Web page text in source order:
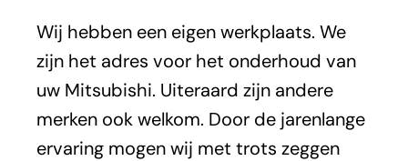
Wij hebben een eigen werkplaats. We
zijn het adres voor het onderhoud van
uw Mitsubishi. Uiteraard zijn andere
merken ook welkom. Door de jarenlange
ervaring mogen wij met trots zeggen